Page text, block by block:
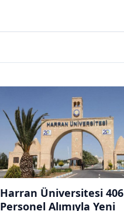
Harran Üniversitesi 406
Personel Alımıyla Yeni